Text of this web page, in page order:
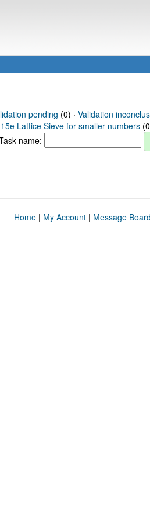
pending (0) · Validation
15e Lattice Sieve for smaller numbers
name:
Home| My Account| Message